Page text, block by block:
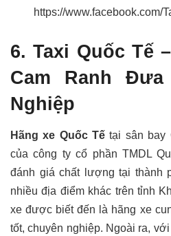
https://www.facebook.com/
6. Taxi Quốc Tế
Cam Ranh
Nghiệp
Hãng xe Quốc Tế tại sân bay
của công ty cổ phần TMDL
đánh giá chất lượng tại thành
nhiều địa điểm khác trên tỉnh
xe được biết đến là hãng xe
tốt, chuyên nghiệp. Ngoài ra,